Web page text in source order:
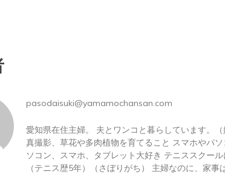
pasodaisuki@yamamochansan.com
愛知県在住主婦。 夫とワンコと暮らしています。
真撮影、草花や多肉植物を育てること スマホやパ
ソコン、スマホ、タブレット大好き テニススクー
（テニス歴5年）（さぼりがち） 主婦なのに、家